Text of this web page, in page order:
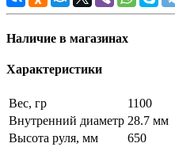
Наличие в магазинах
Характеристики
Вес, гр
1100
Внутренний диаметр 28.7 мм
Высота руля, мм
650